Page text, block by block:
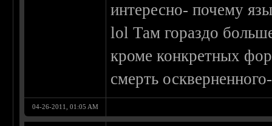
интересно- почему
lol Там гораздо
кроме конкретных
смерть
04-26-2011, 01:05 AM